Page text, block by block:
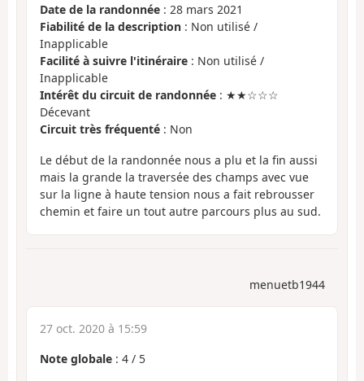
Date de la randonnée : 28 mars 2021
Fiabilité de la description : Non utilisé /
Inapplicable
Facilité à suivre l'itinéraire : Non utilisé /
Inapplicable
Intérêt du circuit de randonnée : ★★☆☆☆
Décevant
Circuit très fréquenté : Non
Le début de la randonnée nous a plu et la fin aussi
mais la grande la traversée des champs avec vue
sur la ligne à haute tension nous a fait rebrousser
chemin et faire un tout autre parcours plus au sud.
menuetb1944
27 oct. 2020 à 15:59
Note globale : 4 / 5